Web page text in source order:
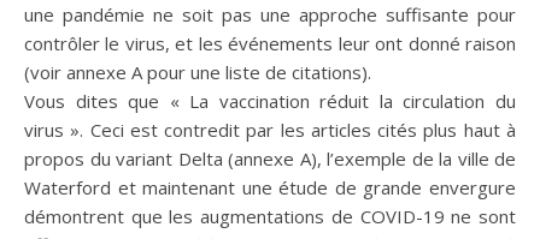
une pandémie ne soit pas une approche suffisante pour
contrôler le virus, et les événements leur ont donné raison
(voir annexe A pour une liste de citations).
Vous dites que « La vaccination réduit la circulation du
virus ». Ceci est contredit par les articles cités plus haut à
propos du variant Delta (annexe A), l’exemple de la ville de
Waterford et maintenant une étude de grande envergure
démontrent que les augmentations de COVID-19 ne sont